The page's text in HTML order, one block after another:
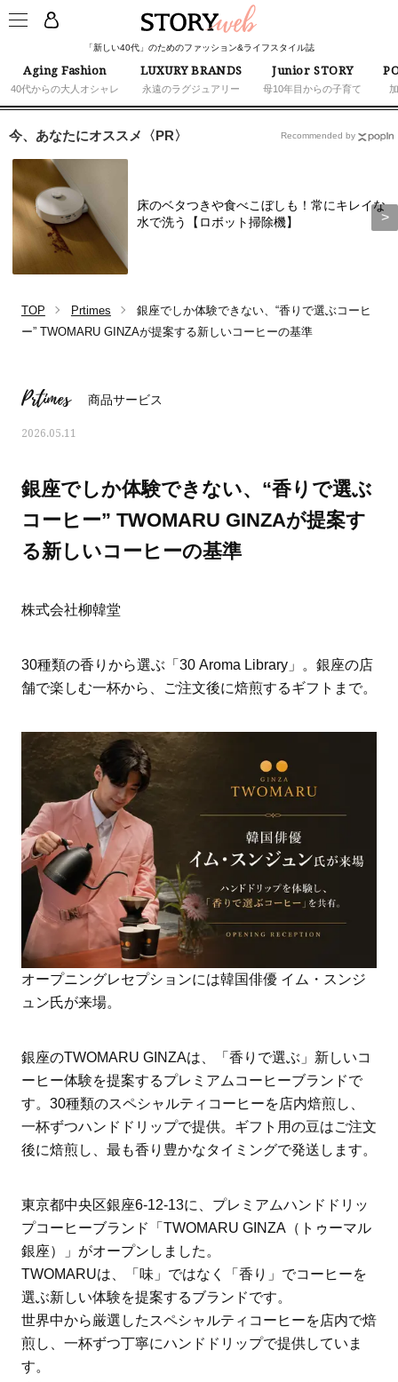
「新しい40代」のためのファッション&ライフスタイル誌
Aging Fashion
40代からの大人オシャレ
LUXURY BRANDS
永遠のラグジュアリー
Junior STORY
母10年目からの子育て
ママとパパに贈る「ジェンダーレ
人気の40代髪型・ヘア
今、あなたにオススメ〈PR〉
床のベタつきや食べこぼしも！常にキレイな
水で洗う【ロボット掃除機】
Recommended by
TOP Prtimes
銀座でしか体験できない、“香りで選ぶコーヒ
ー” TWOMARU GINZAが提案する新しいコーヒーの基準
Prtimes 商品サービス
2026.05.11
銀座でしか体験できない、“香りで選ぶ
コーヒー” TWOMARU GINZAが提案す
る新しいコーヒーの基準
株式会社柳韓堂
30種類の香りから選ぶ「30 Aroma Library」。銀座の店
舗で楽しむ一杯から、ご注文後に焙煎するギフトまで。
オープニングレセプションには韓国俳優 イム・スンジ
ュン氏が来場。
銀座のTWOMARU GINZAは、「香りで選ぶ」新しいコ
ーヒー体験を提案するプレミアムコーヒーブランドで
す。30種類のスペシャルティコーヒーを店内焙煎し、
一杯ずつハンドドリップで提供。ギフト用の豆はご注文
後に焙煎し、最も香り豊かなタイミングで発送します。
東京都中央区銀座6-12-13に、プレミアムハンドドリッ
プコーヒーブランド「TWOMARU GINZA（トゥーマル
銀座）」がオープンしました。
TWOMARUは、「味」ではなく「香り」でコーヒーを
選ぶ新しい体験を提案するブランドです。
世界中から厳選したスペシャルティコーヒーを店内で焙
煎し、一杯ずつ丁寧にハンドドリップで提供していま
す。